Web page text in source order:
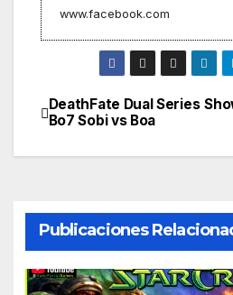
www.facebook.com
Navegación
de
DeathFate Dual Series
Bo7 Sobi vs Boa
Publicaciones